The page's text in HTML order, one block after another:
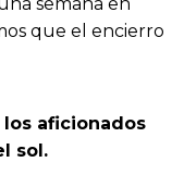
que el encierro
aficionados
sol.